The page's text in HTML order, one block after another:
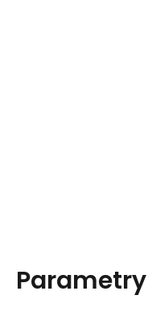
Parametry